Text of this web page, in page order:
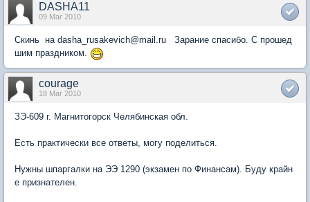
DASHA11
09 Mar 2010
Cкинь на dasha_rusakevich@mail.ru Зарание спасибо. С прошед
шим праздником.
courage
18 Mar 2010
ЗЭ-609 г. Магнитогорск Челябинская обл.
Есть практически все ответы, могу поделиться.
Нужны шпаргалки на ЭЭ 1290 (экзамен по Финансам). Буду крайн
е признателен.